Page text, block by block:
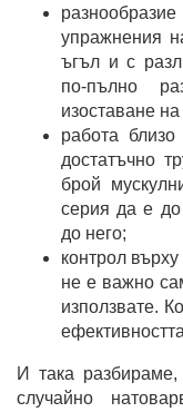
упражнения
ъгъл и с
по-пълно
изоставане
работа
достатъчно
брой
серия да е до
до него;
контрол
не е важно
използвате.
И така
случайно